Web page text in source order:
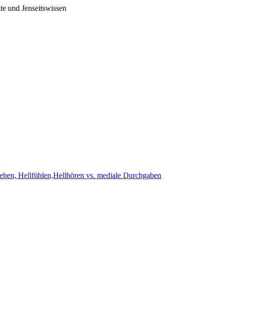
Hellfühlen,Hellhören vs. mediale Durchgaben